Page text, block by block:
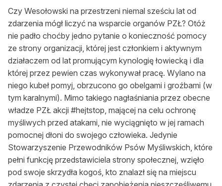
Czy Wesołowski na przestrzeni niemal sześciu lat od
zdarzenia mógł liczyć na wsparcie organów PZŁ? Otóż
nie padło choćby jedno pytanie o konieczność pomocy
ze strony organizacji, której jest członkiem i aktywnym
działaczem od lat promującym kynologię łowiecką i dla
której przez pewien czas wykonywał pracę. Wylano na
niego kubeł pomyj, obrzucono go obelgami i groźbami (w
tym karalnymi). Mimo takiego nagłaśniania przez obecne
władze PZŁ akcji #hejtstop, mającej na celu ochronę
myśliwych przed atakami, nie wyciągnięto w jej ramach
pomocnej dłoni do swojego człowieka. Jedynie
Stowarzyszenie Przewodników Psów Myśliwskich, które
pełni funkcję przedstawiciela strony społecznej, wzięło
pod swoje skrzydła kogoś, kto znalazł się na miejscu